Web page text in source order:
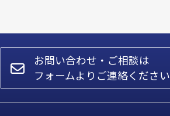
お問い合わせ・ご相談は
フォームよりご連絡ください